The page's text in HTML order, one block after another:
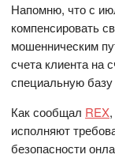
Напомню, что с
компенсировать
мошенническим
счета клиента на
специальную
Как сообщал REX
исполняют
безопасности